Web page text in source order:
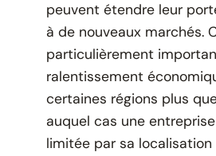
peuvent étendre leur
à de nouveaux marchés.
particulièrement
ralentissement
certaines régions plus
auquel cas une
limitée par sa